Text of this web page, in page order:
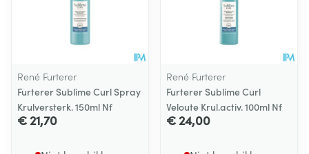
René Furterer
Furterer Sublime Curl Spray
Krulversterk. 150ml Nf
€ 21,70
René Furterer
Furterer Sublime Curl
Veloute Krul.activ. 100ml Nf
€ 24,00